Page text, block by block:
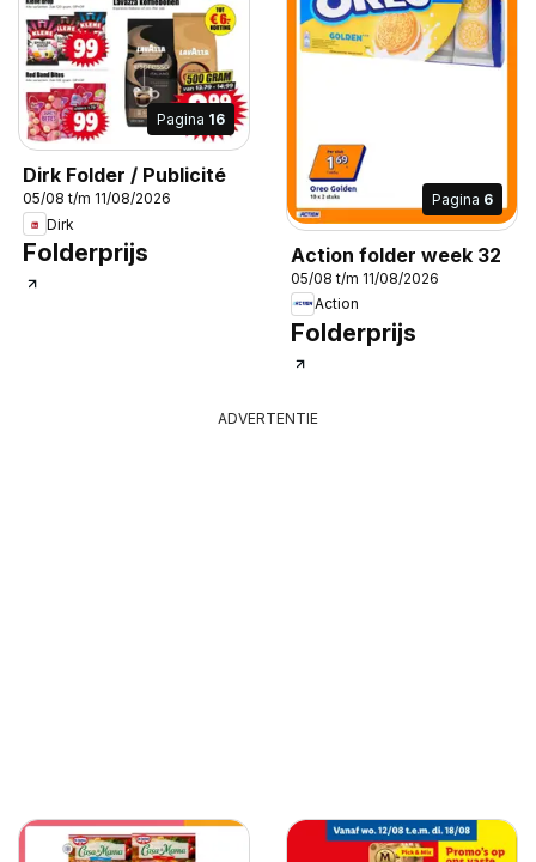
Pagina 16
Dirk Folder / Publicité
05/08 t/m 11/08/2026
Dirk
Folderprijs
Pagina 6
Action folder week 32
05/08 t/m 11/08/2026
Action
Folderprijs
ADVERTENTIE